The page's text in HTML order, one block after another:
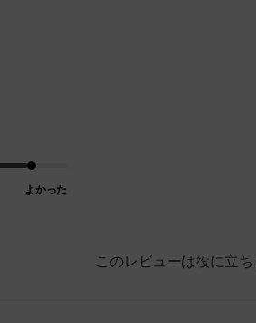
よかった
このレビューは役に立